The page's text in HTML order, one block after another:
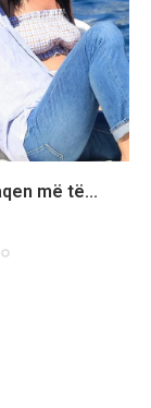
më të...